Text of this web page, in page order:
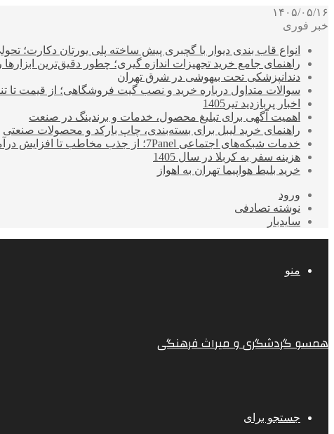
۱۴۰۵/۰۵/۱۶
خبر فوری
انواع قاب بندی دیوار با گچبری پیش ساخته پلی یورتان دکارت؛
راهنمای جامع خرید تجهیزات اندازه گیری؛ چطور دقیق‌ترین ابزارها
دندانپزشکی تحت بیهوشی در شرق تهران
سوالات متداول درباره خرید و نصب گیت فروشگاهی؛ از قیمت
اخبار پربازدید تیر1405
اهمیت آگهی برای تبلیغ محصول، خدمات و برندینگ در صنعت
راهنمای خرید لیبل برای بسته‌بندی، چاپ بارکد و محصولات صنعتی
خدمات شبکه‌های اجتماعی 7Panel؛ از جذب مخاطب تا افزایش درآمد
هزینه سفر به کربلا در سال 1405
خرید بلیط هواپیما تهران به اهواز
ورود
نوشته تصادفی
سایدبار
منو
همسو گردشگری و میراث فرهنگی
جستجو برای